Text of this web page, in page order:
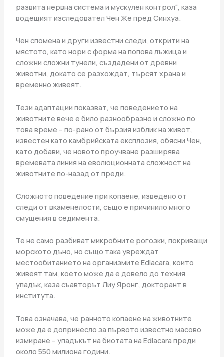
развита нервна система и мускулен контрол“, каза
водещият изследовател Чен Же пред Синхуа.
Чен спомена и други известни следи, открити на
мястото, като нори с форма на попова лъжица и
сложни сложни тунели, създадени от древни
животни, докато се разхождат, търсят храна и
временно живеят.
Тези адаптации показват, че поведението на
животните вече е било разнообразно и сложно по
това време – по-рано от бързия изблик на живот,
известен като камбрийската експлозия, обясни Чен,
като добави, че новото проучване разширява
времевата линия на еволюционната сложност на
животните по-назад от преди.
Сложното поведение при копаене, изведено от
следи от вкаменелости, също е причинило много
смущения в седимента.
Те не само разбиват микробните рогозки, покриващи
морското дъно, но също така увреждат
местообитанието на организмите Ediacara, които
живеят там, което може да е довело до техния
упадък, каза съавторът Лиу Яронг, докторант в
института.
Това означава, че ранното копаене на животните
може да е допринесло за първото известно масово
измиране – упадъкът на биотата на Ediacara преди
около 550 милиона години.